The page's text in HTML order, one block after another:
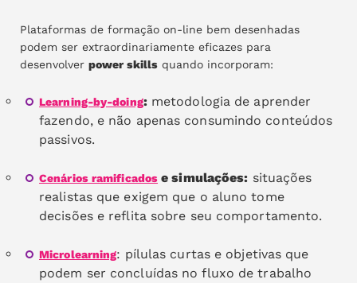
Plataformas de formação on-line bem desenhadas
podem ser extraordinariamente eficazes para
desenvolver power skills quando incorporam:
Learning-by-doing:metodologia de aprender
fazendo, e não apenas consumindo conteúdos
passivos.
Cenários ramificados e simulações: situações
realistas que exigem que o aluno tome
decisões e reflita sobre seu comportamento.
Microlearning: pílulas curtas e objetivas que
podem ser concluídas no fluxo de trabalho